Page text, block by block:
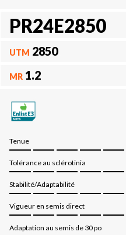
PR24E2850
UTM 2850
MR 1.2
Tenue
Tolérance au sclérotinia
Stabilité/Adaptabilité
Vigueur en semis direct
Adaptation au semis de 30 po